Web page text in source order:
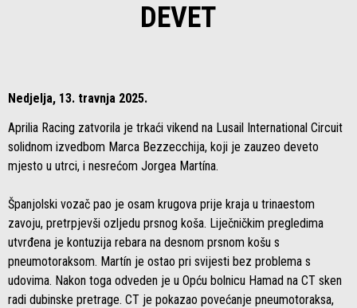
DEVET
Nedjelja, 13. travnja 2025.
Aprilia Racing zatvorila je trkaći vikend na Lusail International Circuit
solidnom izvedbom Marca Bezzecchija, koji je zauzeo deveto
mjesto u utrci, i nesrećom Jorgea Martína.
Španjolski vozač pao je osam krugova prije kraja u trinaestom
zavoju, pretrpjevši ozljedu prsnog koša. Liječničkim pregledima
utvrđena je kontuzija rebara na desnom prsnom košu s
pneumotoraksom. Martín je ostao pri svijesti bez problema s
udovima. Nakon toga odveden je u Opću bolnicu Hamad na CT sken
radi dubinske pretrage. CT je pokazao povećanje pneumotoraksa,